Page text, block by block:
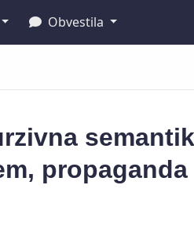
Obvestila
propaganda